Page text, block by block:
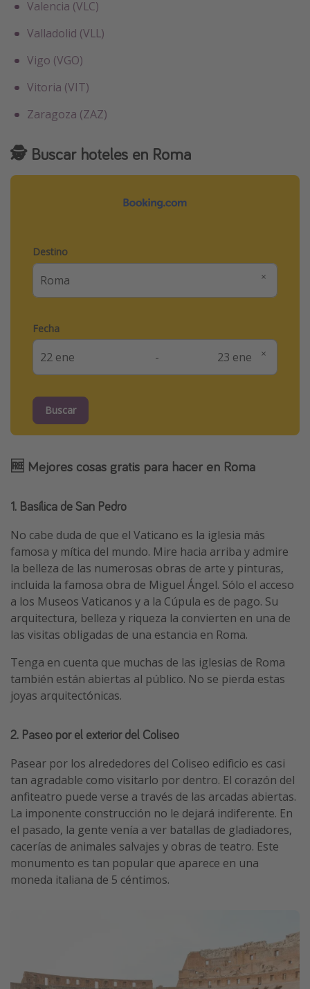
Valencia (VLC)
Valladolid (VLL)
Vigo (VGO)
Vitoria (VIT)
Zaragoza (ZAZ)
🕵️ Buscar hoteles en Roma
Destino
Fecha
-
Buscar
🆓 Mejores cosas gratis para hacer en Roma
1. Basílica de San Pedro
No cabe duda de que el Vaticano es la iglesia más
famosa y mítica del mundo. Mire hacia arriba y admire
la belleza de las numerosas obras de arte y pinturas,
incluida la famosa obra de Miguel Ángel. Sólo el acceso
a los Museos Vaticanos y a la Cúpula es de pago. Su
arquitectura, belleza y riqueza la convierten en una de
las visitas obligadas de una estancia en Roma.
Tenga en cuenta que muchas de las iglesias de Roma
también están abiertas al público. No se pierda estas
joyas arquitectónicas.
2. Paseo por el exterior del Coliseo
Pasear por los alrededores del Coliseo edificio es casi
tan agradable como visitarlo por dentro. El corazón del
anfiteatro puede verse a través de las arcadas abiertas.
La imponente construcción no le dejará indiferente. En
el pasado, la gente venía a ver batallas de gladiadores,
cacerías de animales salvajes y obras de teatro. Este
monumento es tan popular que aparece en una
moneda italiana de 5 céntimos.